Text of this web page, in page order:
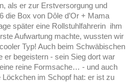
als er zur Erstversorgung und
die Box von Dôle d’Or + Mama
später eine Rollstuhlfahrerin ihm
Aufwartung machte, wussten wir
Typ! Auch beim Schwäbischen
er begeistern - sein Sieg dort war
reine Formsache… - und auch
im Schopf hat: er ist zu